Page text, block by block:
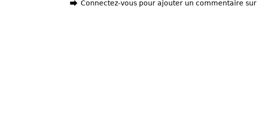
Connectez-vous pour ajouter un commentaire sur